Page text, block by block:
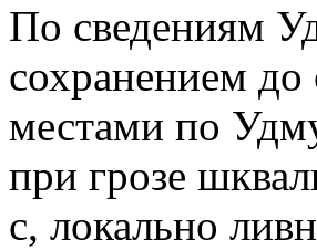
По сведениям
сохранением
местами по
при грозе
с, локально